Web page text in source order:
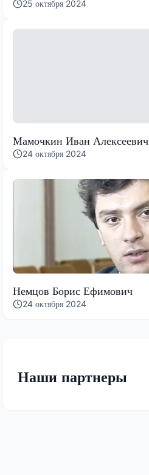
25 октября 2024
Мамочкин Иван Алексеевич
24 октября 2024
Немцов Борис Ефимович
24 октября 2024
Наши партнеры